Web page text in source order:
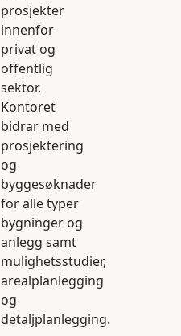
prosjekter
innenfor
privat og
offentlig
sektor.
Kontoret
bidrar med
prosjektering
og
byggesøknader
for alle typer
bygninger og
anlegg samt
mulighetsstudier,
arealplanlegging
og
detaljplanlegging.